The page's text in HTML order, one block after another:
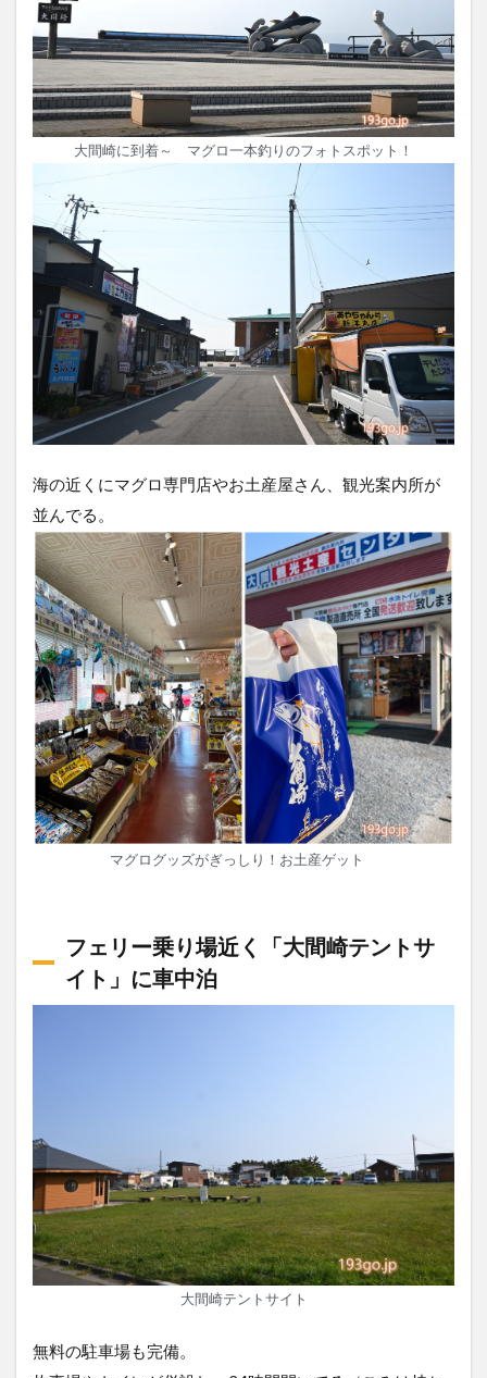
大間崎に到着～ マグロ一本釣りのフォトスポット！
海の近くにマグロ専門店やお土産屋さん、観光案内所が
並んでる。
マグログッズがぎっしり！お土産ゲット
フェリー乗り場近く「大間崎テントサ
イト」に車中泊
大間崎テントサイト
無料の駐車場も完備。